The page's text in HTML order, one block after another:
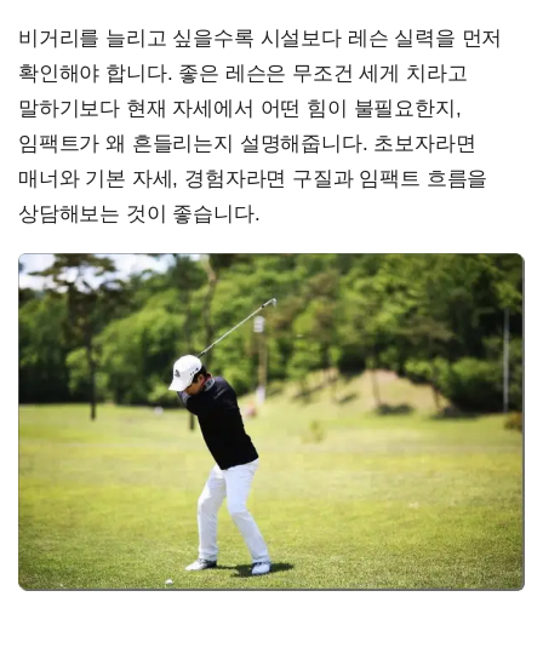
비거리를 늘리고 싶을수록 시설보다 레슨 실력을 먼저
확인해야 합니다. 좋은 레슨은 무조건 세게 치라고
말하기보다 현재 자세에서 어떤 힘이 불필요한지,
임팩트가 왜 흔들리는지 설명해줍니다. 초보자라면
매너와 기본 자세, 경험자라면 구질과 임팩트 흐름을
상담해보는 것이 좋습니다.